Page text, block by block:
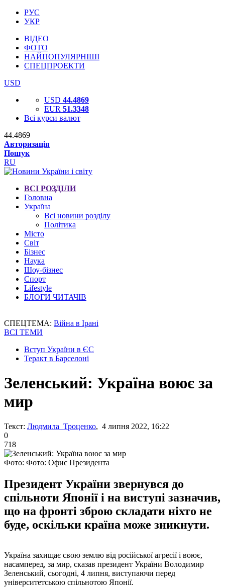
РУС
УКР
ВІДЕО
ФОТО
НАЙПОПУЛЯРНІШІ
СПЕЦПРОЕКТИ
USD
USD 44.4869
EUR 51.3348
Всі курси валют
44.4869
Авторизація
Пошук
RU
ВСІ РОЗДІЛИ
Головна
Україна
Всі новини розділу
Політика
Місто
Світ
Бізнес
Наука
Шоу-бізнес
Спорт
Lifestyle
БЛОГИ ЧИТАЧІВ
СПЕЦТЕМА: Війна в Ірані
ВСІ ТЕМИ
Вступ України в ЄС
Теракт в Барселоні
Зеленський: Україна воює за
мир
Текст: Людмила Троценко, 4 липня 2022, 16:22
0
718
Фото: Фото: Офис Президента
Президент України звернувся до
спільноти Японії і на виступі зазначив,
що на фронті зброю складати ніхто не
буде, оскільки країна може зникнути.
Україна захищає свою землю від російської агресії і воює,
насамперед, за мир, сказав президент України Володимир
Зеленський, сьогодні, 4 липня, виступаючи перед
університетською спільнотою Японії.